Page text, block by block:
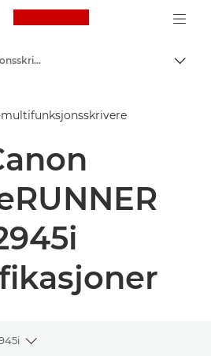
Canon Logo, back
Multifunksjonsskrivere – Kompakte skrivere
Sort-hvitt-multifunksjonsskrivere
Toggle breadcrumbs